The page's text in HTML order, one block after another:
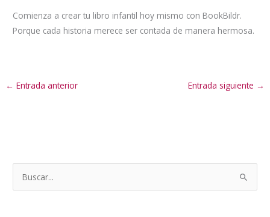
Comienza a crear tu libro infantil hoy mismo con BookBildr.
Porque cada historia merece ser contada de manera hermosa.
← Entrada anterior Entrada siguiente →